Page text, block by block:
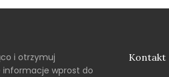
i otrzymuj
informacje wprost do
Kontakt